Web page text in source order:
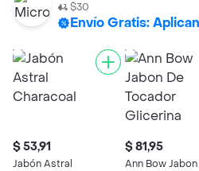
$30
Envío Gratis:
$ 53,91
Jabón Astral
$ 81,95
Ann Bow Jabon